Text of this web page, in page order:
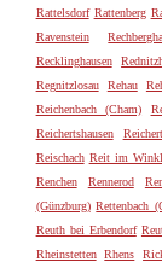
Rattelsdorf Rattenberg
Ravenstein
Recklinghausen
Regnitzlosau
Rehau
Reichenbach (Cham)
Reichertshausen
Reischach Reit im Winkl
Renchen
Rennerod
(Günzburg) Rettenbach
Reuth bei Erbendorf
Rheinstetten
Rhens